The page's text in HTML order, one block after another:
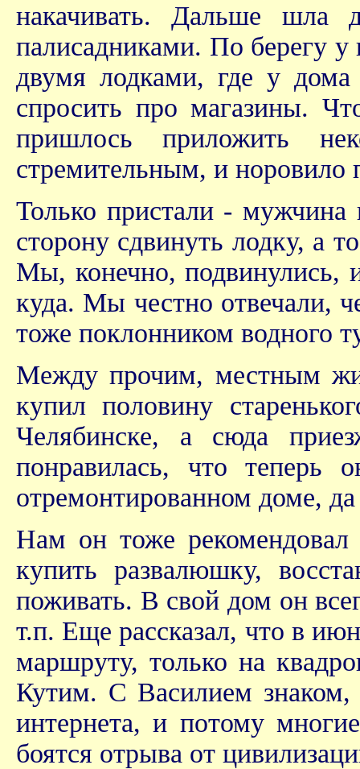
накачивать. Дальше
палисадниками. По берегу
двумя лодками, где у
спросить про магазины.
пришлось приложить
стремительным, и
Только пристали -
сторону сдвинуть лодку, а
Мы, конечно, подвинулись,
куда. Мы честно отвечали,
тоже поклонником водного
Между прочим, местным
купил половину
Челябинске, а сюда
понравилась, что теперь
отремонтированном доме,
Нам он тоже
купить развалюшку,
поживать. В свой дом он
т.п. Еще рассказал, что в
маршруту, только на
Кутим. С Василием
интернета, и потому
боятся отрыва от